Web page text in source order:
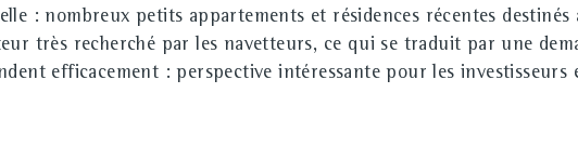
: nombreux petits appartements et résidences récentes
très recherché par les navetteurs, ce qui se traduit par une
efficacement : perspective intéressante pour les investisseurs